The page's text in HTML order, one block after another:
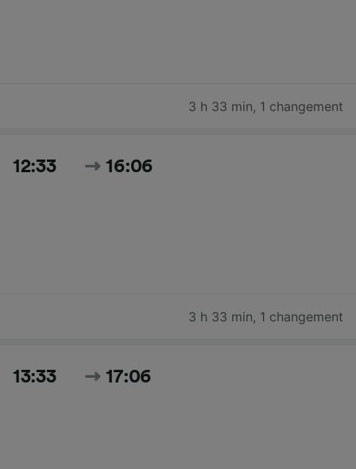
3 h 33 min, 1 changement
12:33 16:06
3 h 33 min, 1 changement
13:33 17:06